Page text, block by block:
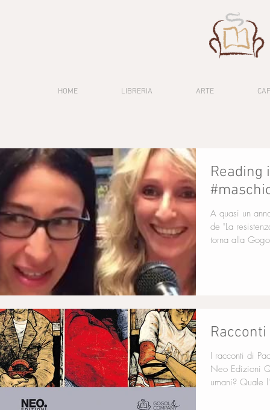
HOME LIBRERIA ARTE
Reading
A quasi un
de "La
torna alla
I racconti di
Neo Edizioni Qual è il giorno in cui siamo diventati
umani? Quale